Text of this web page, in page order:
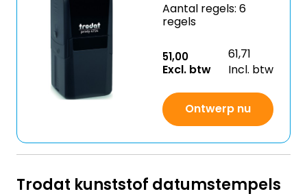
Aantal regels: 6
regels
51,00
Excl. btw
61,71
Incl. btw
Ontwerp nu
Trodat kunststof datumstempels